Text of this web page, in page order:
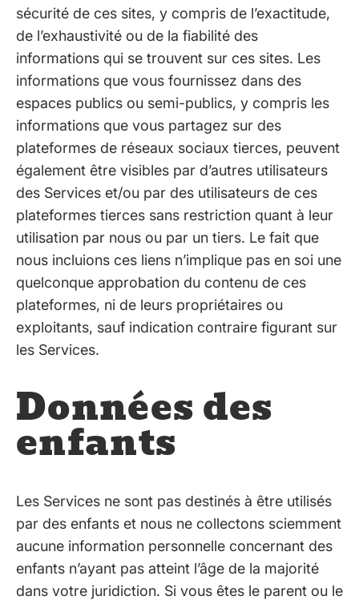
sécurité de ces sites, y compris de l’exactitude,
de l’exhaustivité ou de la fiabilité des
informations qui se trouvent sur ces sites. Les
informations que vous fournissez dans des
espaces publics ou semi-publics, y compris les
informations que vous partagez sur des
plateformes de réseaux sociaux tierces, peuvent
également être visibles par d’autres utilisateurs
des Services et/ou par des utilisateurs de ces
plateformes tierces sans restriction quant à leur
utilisation par nous ou par un tiers. Le fait que
nous incluions ces liens n’implique pas en soi une
quelconque approbation du contenu de ces
plateformes, ni de leurs propriétaires ou
exploitants, sauf indication contraire figurant sur
les Services.
Données des
enfants
Les Services ne sont pas destinés à être utilisés
par des enfants et nous ne collectons sciemment
aucune information personnelle concernant des
enfants n’ayant pas atteint l’âge de la majorité
dans votre juridiction. Si vous êtes le parent ou le